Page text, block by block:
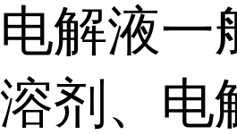
电解液一
溶剂、电